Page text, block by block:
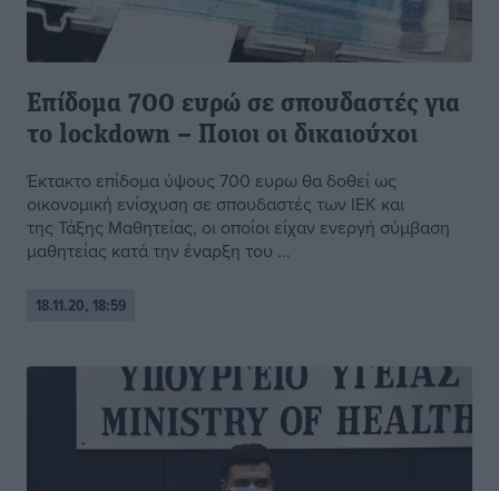
Επίδομα 700 ευρώ σε σπουδαστές για
το lockdown – Ποιοι οι δικαιούχοι
Έκτακτο επίδομα ύψους 700 ευρω θα δοθεί ως
οικονομική ενίσχυση σε σπουδαστές των ΙΕΚ και
της Τάξης Μαθητείας, οι οποίοι είχαν ενεργή σύμβαση
μαθητείας κατά την έναρξη του ...
18.11.20, 18:59